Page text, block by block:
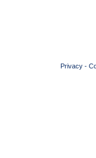
Privacy -